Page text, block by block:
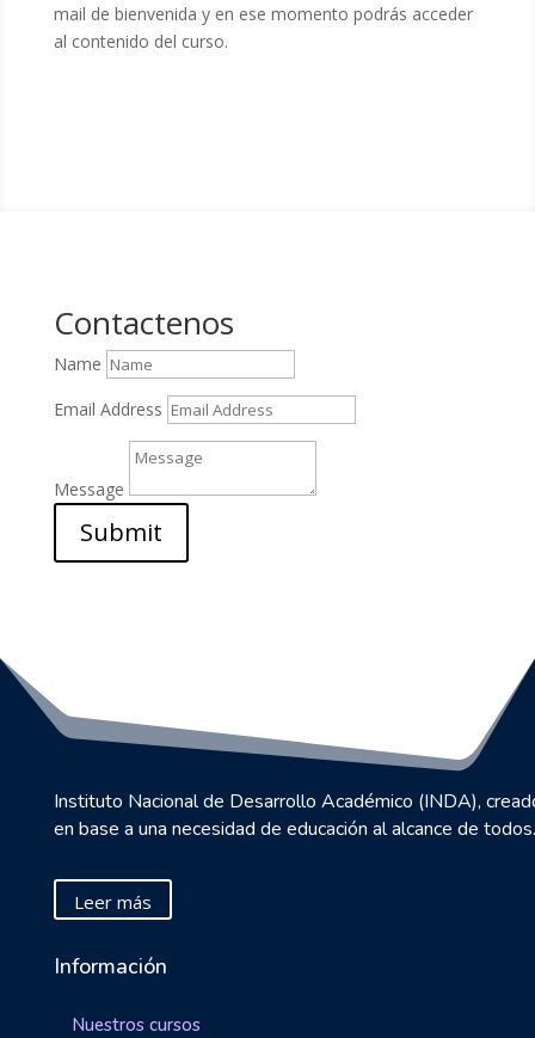
mail de bienvenida y en ese momento podrás acceder
al contenido del curso.
Contactenos
Name
Email Address
Message
Submit
Instituto Nacional de Desarrollo Académico (INDA),
en base a una necesidad de educación al alcance de todos.
Leer más
Información
Nuestros cursos